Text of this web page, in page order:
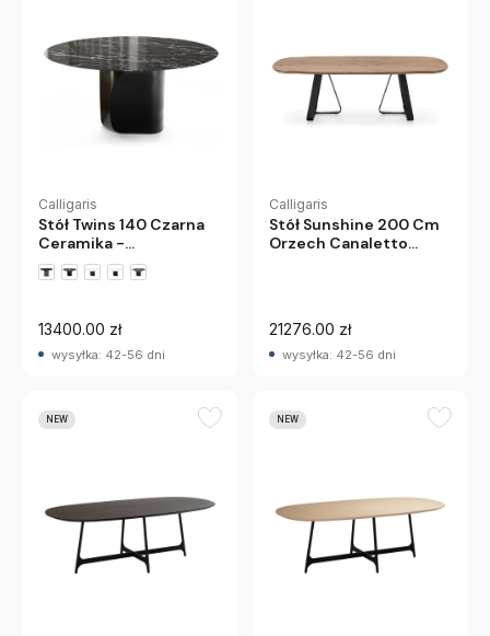
Calligaris
Stół Twins 140 Czarna
Ceramika -
Czarnobrązowa
Podstawa Calligaris
13400.00 zł
wysyłka: 42-56 dni
Calligaris
Stół Sunshine 200 Cm
Orzech Canaletto
21276.00 zł
wysyłka: 42-56 dni
NEW NEW